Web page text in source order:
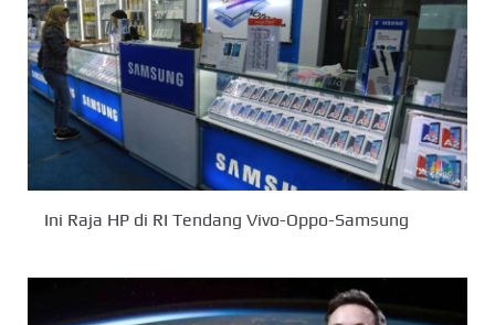
Ini Raja HP di RI Tendang Vivo-Oppo-Samsung